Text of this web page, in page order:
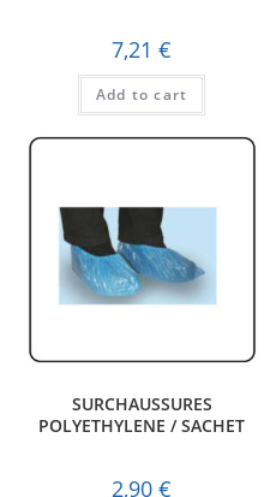
7,21€
Add to cart
SURCHAUSSURES
POLYETHYLENE / SACHET
2,90€